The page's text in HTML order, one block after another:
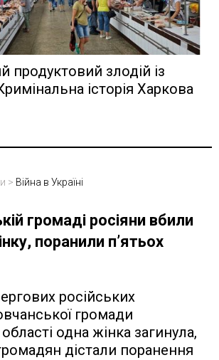
продуктовий злодій із
історія Харкова
> Війна в Україні
громаді росіяни вбили
поранили п’ятьох
російських
громади
одна жінка загинула,
дістали поранення